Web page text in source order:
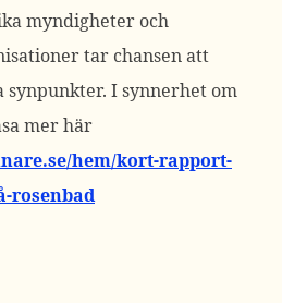
myndigheter och
tar chansen att
synpunkter. I synnerhet om
mer här
hem/kort-rapport-
rosenbad